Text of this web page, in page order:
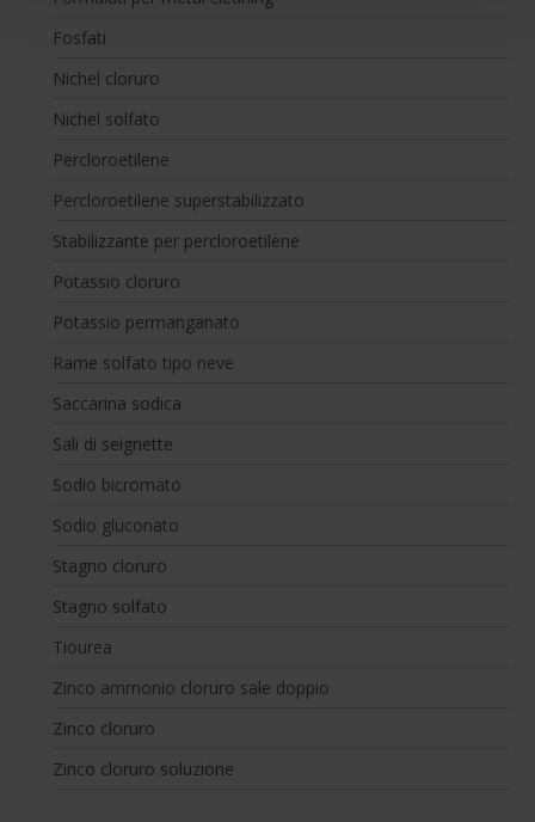
implementare tutti i cookie. Chiudendo questo banner
verranno installati i soli cookie necessari al
funzionamento del sito. Per tutte le informazioni complete
sopra.
Fosfati
Nichel cloruro
Nichel solfato
Percloroetilene
Percloroetilene superstabilizzato
Stabilizzante per percloroetilene
Potassio cloruro
Potassio permanganato
Rame solfato tipo neve
Saccarina sodica
Sali di seignette
Sodio bicromato
Sodio gluconato
Stagno cloruro
Stagno solfato
Tiourea
Zinco ammonio cloruro sale doppio
Zinco cloruro
Zinco cloruro soluzione